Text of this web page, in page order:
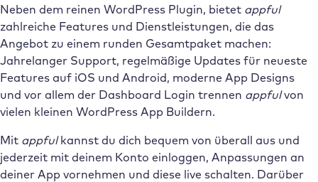
Neben dem reinen WordPress Plugin, bietet appful
zahlreiche Features und Dienstleistungen, die das
Angebot zu einem runden Gesamtpaket machen:
Jahrelanger Support, regelmäßige Updates für neueste
Features auf iOS und Android, moderne App Designs
und vor allem der Dashboard Login trennen appfulvon
vielen kleinen WordPress App Buildern.
Mit appfulkannst du dich bequem von überall aus und
jederzeit mit deinem Konto einloggen, Anpassungen an
deiner App vornehmen und diese live schalten. Darüber